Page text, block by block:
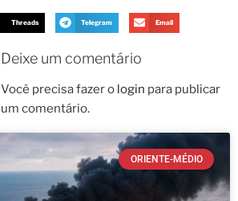
Threads Telegram Email
Deixe um comentário
Você precisa fazer o login para publicar
um comentário.
ORIENTE-MÉDIO